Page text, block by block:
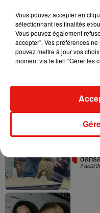
dans
7 août
7 août
Vous pouvez accepter en
sélectionnant les finalités et/
Vous pouvez également
accepter". Vos préférences
pouvez mettre à jour vos
moment via le lien "Gérer les